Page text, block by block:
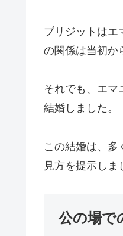
ブリジットはエ
の関係は当初か
それでも、エマ
結婚しました。
この結婚は、多
見方を提示しま
公の場で